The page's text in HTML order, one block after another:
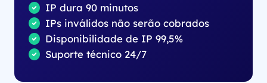
IP dura 90 minutos
IPs inválidos não serão cobrados
Disponibilidade de IP 99,5%
Suporte técnico 24/7